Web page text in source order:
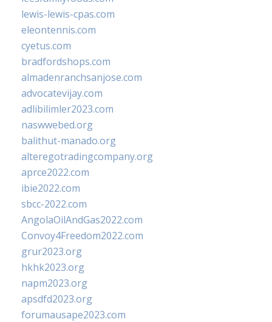
lewis-lewis-cpas.com
eleontennis.com
cyetus.com
bradfordshops.com
almadenranchsanjose.com
advocatevijay.com
adlibilimler2023.com
naswwebed.org
balithut-manado.org
alteregotradingcompany.org
aprce2022.com
ibie2022.com
sbcc-2022.com
AngolaOilAndGas2022.com
Convoy4Freedom2022.com
grur2023.org
hkhk2023.org
napm2023.org
apsdfd2023.org
forumausape2023.com